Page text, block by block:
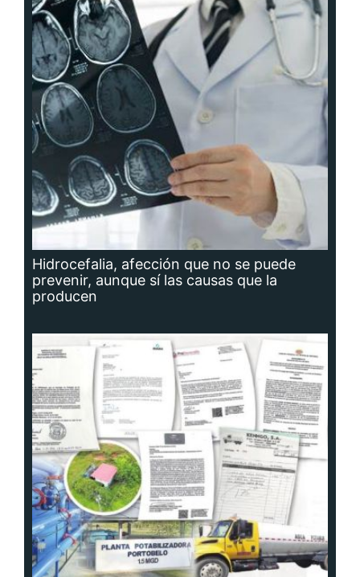
Hidrocefalia, afección que no se puede
prevenir, aunque sí las causas que la
producen